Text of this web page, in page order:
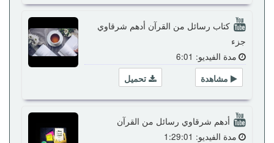
كتاب رسائل من القرآن أدهم شرقاوي
جزء
مدة الفيديو: 6:01
تحميل
مشاهدة
أدهم شرقاوي رسائل من القرآن
مدة الفيديو: 1:29:01